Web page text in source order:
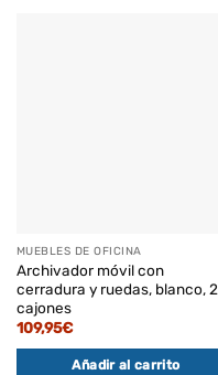
MUEBLES DE OFICINA
Archivador móvil con
cerradura y ruedas, blanco, 2
cajones
109,95€
Añadir al carrito